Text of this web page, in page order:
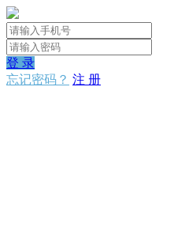
登 录
忘记密码？ 注 册